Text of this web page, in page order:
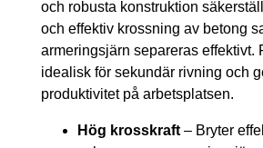
och robusta konstruktion
och effektiv krossning av betong
armeringsjärn separeras effektivt.
idealisk för sekundär rivning och
produktivitet på arbetsplatsen.
Hög krosskraft – Bryter